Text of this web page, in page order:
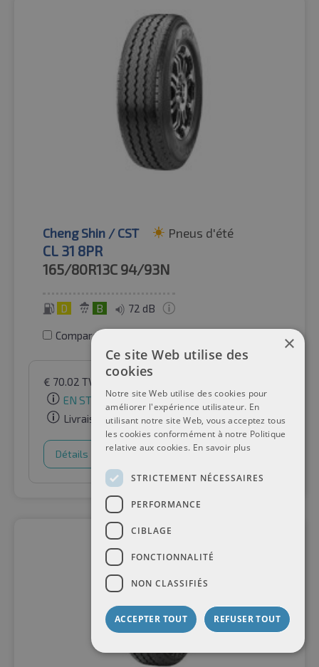
Cheng Shin / CST Pneus d'été
CL 31 8PR
165/80R13C 94/93N
D B 72 dB
Comparer les pneus
€ 70.02 TVA incluse
EN STOCK
Livraison gratuite
Détails Panier d'achat
×
Ce site Web utilise des
cookies
Notre site Web utilise des cookies pour
améliorer l'expérience utilisateur. En
utilisant notre site Web, vous acceptez tous
les cookies conformément à notre Politique
relative aux cookies. En savoir plus
STRICTEMENT NÉCESSAIRES
PERFORMANCE
CIBLAGE
FONCTIONNALITÉ
NON CLASSIFIÉS
ACCEPTER TOUT REFUSER TOUT